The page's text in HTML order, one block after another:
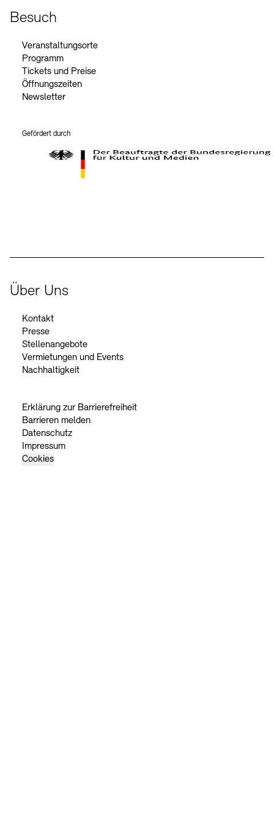
Besuch
Veranstaltungsorte
Programm
Tickets und Preise
Öffnungszeiten
Newsletter
Gefördert durch
Über Uns
Kontakt
Presse
Stellenangebote
Vermietungen und Events
Nachhaltigkeit
Erklärung zur Barrierefreiheit
Barrieren melden
Datenschutz
Impressum
Cookies